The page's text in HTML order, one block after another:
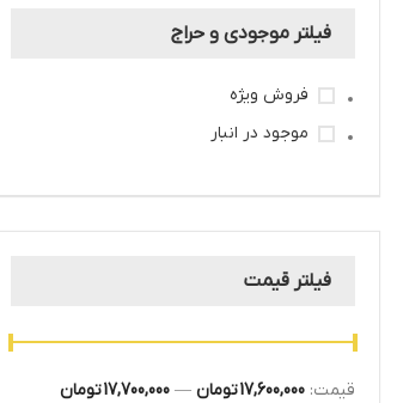
فیلتر موجودی و حراج
فروش ویژه
موجود در انبار
فیلتر قیمت
قیمت: 17,600,000 تومان — 17,700,000 تومان